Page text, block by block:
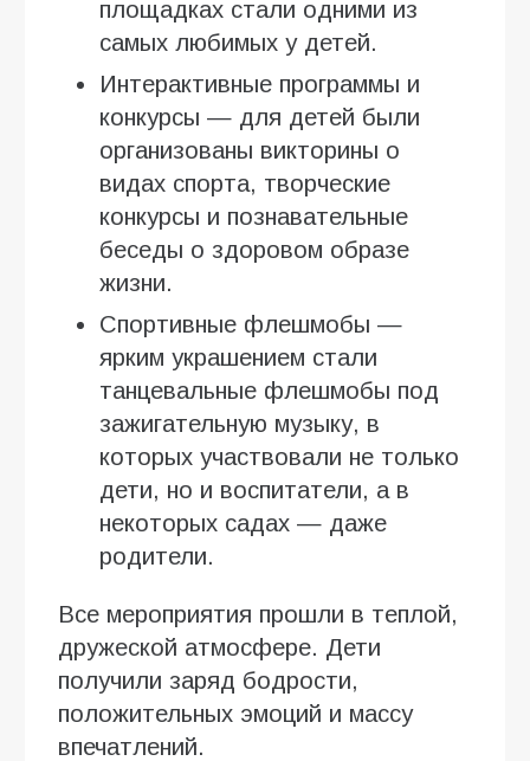
площадках стали одними из
самых любимых у детей.
Интерактивные программы и
конкурсы — для детей были
организованы викторины о
видах спорта, творческие
конкурсы и познавательные
беседы о здоровом образе
жизни.
Спортивные флешмобы —
ярким украшением стали
танцевальные флешмобы под
зажигательную музыку, в
которых участвовали не только
дети, но и воспитатели, а в
некоторых садах — даже
родители.
Все мероприятия прошли в теплой,
дружеской атмосфере. Дети
получили заряд бодрости,
положительных эмоций и массу
впечатлений.